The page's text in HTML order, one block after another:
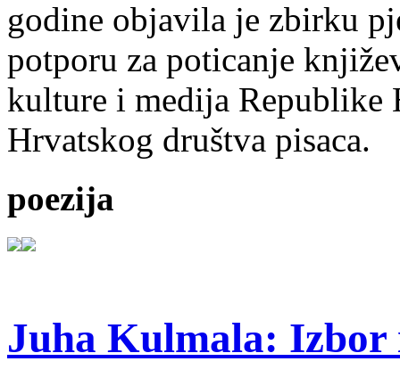
godine objavila je zbirku
potporu za poticanje
kulture i medija Republike
Hrvatskog društva pisaca.
poezija
Juha Kulmala: Izbor